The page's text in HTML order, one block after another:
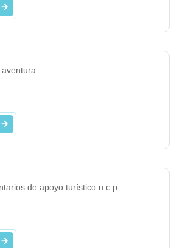
de apoyo turístico n.c.p.